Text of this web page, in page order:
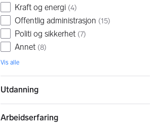
Kraft og energi (4)
Offentlig administrasjon (15)
Politi og sikkerhet (7)
Annet (8)
Vis alle
Utdanning
Arbeidserfaring